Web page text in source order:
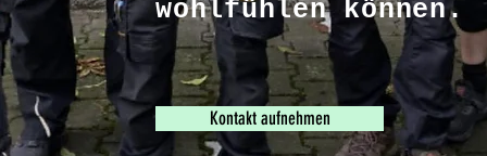
wohlfühlen können.
Kontakt aufnehmen